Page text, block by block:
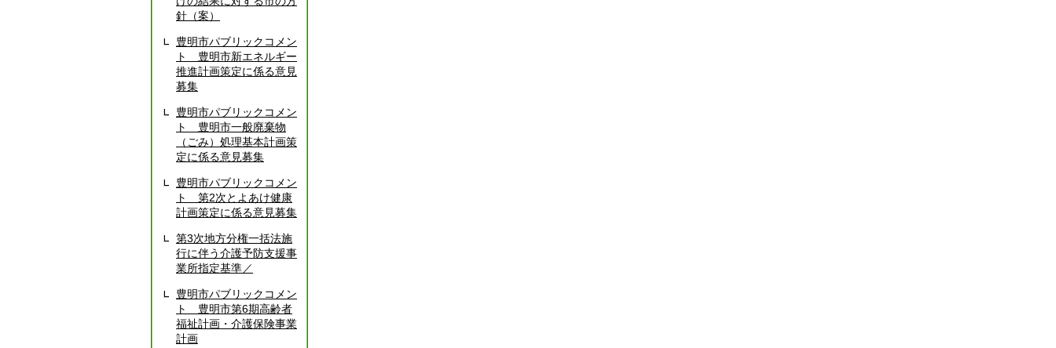
針（案）
豊明市パブリックコメン
ト 豊明市新エネルギー
推進計画策定に係る意見
募集
豊明市パブリックコメン
ト 豊明市一般廃棄物
（ごみ）処理基本計画策
定に係る意見募集
豊明市パブリックコメン
ト 第2次とよあけ健康
計画策定に係る意見募集
第3次地方分権一括法施
行に伴う介護予防支援事
業所指定基準／
豊明市パブリックコメン
ト 豊明市第6期高齢者
福祉計画・介護保険事業
計画